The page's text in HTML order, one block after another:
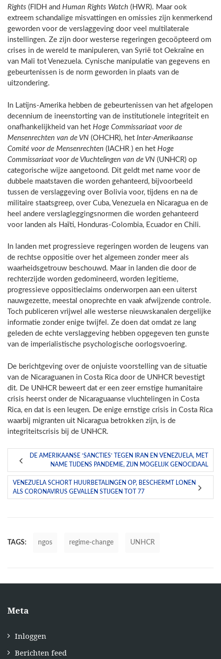
Rights (FIDH and Human Rights Watch (HWR). Maar ook
extreem schandalige misvattingen en omissies zijn kenmerkend
geworden voor de verslaggeving door veel multilaterale
instellingen. Ze zijn door westerse regeringen gecoöpteerd om
crises in de wereld te manipuleren, van Syrië tot Oekraïne en
van Mali tot Venezuela. Cynische manipulatie van gegevens en
gebeurtenissen is de norm geworden in plaats van de
uitzondering.
In Latijns-Amerika hebben de gebeurtenissen van het afgelopen
decennium de ineenstorting van de institutionele integriteit en
onafhankelijkheid van het Hoge Commissariaat voor de
Mensenrechten van de VN (OHCHR), het Inter-Amerikaanse
Comité voor de Mensenrechten (IACHR ) en het Hoge
Commissariaat voor de Vluchtelingen van de VN (UNHCR) op
categorische wijze aangetoond. Dit geldt met name voor de
dubbele maatstaven die worden gehanteerd, bijvoorbeeld
tussen de verslaggeving over Bolivia voor, tijdens en na de
militaire staatsgreep, over Cuba, Venezuela en Nicaragua en de
heel andere verslagleggingsnormen die worden gehanteerd
voor landen als Haïti, Honduras-Colombia, Ecuador en Chili.
In landen met progressieve regeringen worden de leugens van
de rechtse oppositie over het algemeen zonder meer als
waarheidsgetrouw beschouwd. Maar in landen die door de
rechterzijde worden gedomineerd, worden legitieme,
progressieve oppositieclaims onderworpen aan een uiterst
nauwgezette, meestal onoprechte en vaak afwijzende controle.
Toch publiceren vrijwel alle westerse nieuwskanalen dergelijke
informatie zonder enige twijfel. Ze doen dat omdat ze lang
geleden de echte verslaggeving hebben opgegeven ten gunste
van de imperialistische psychologische oorlogsvoering.
De berichtgeving over de onjuiste voorstelling van de situatie
van de Nicaraguanen in Costa Rica door de UNHCR bevestigt
dit. De UNHCR beweert dat er een zeer ernstige humanitaire
crisis heerst onder de Nicaraguaanse vluchtelingen in Costa
Rica, en dat is een leugen. De enige ernstige crisis in Costa Rica
waarbij migranten uit Nicaragua betrokken zijn, is de
integriteitscrisis bij de UNHCR.
DE AMERIKAANSE ‘SANCTIES’ TEGEN IRAN EN VENEZUELA, MET
NAME TIJDENS PANDEMIE, ZIJN MOGELIJK GENOCIDAAL
VENEZUELA SCHORT HUURBETALINGEN OP, BESCHERMT LONEN
ALS CORONAVIRUS GEVALLEN STIJGEN TOT 77
TAGS: ngos regime-change UNHCR
Meta
Inloggen
Berichten feed